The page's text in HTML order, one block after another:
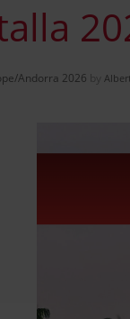
Andorra 2026 by Albert